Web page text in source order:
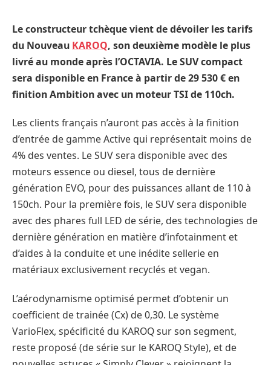
Le constructeur tchèque vient de dévoiler les tarifs
du Nouveau KAROQ, son deuxième modèle le plus
livré au monde après l’OCTAVIA. Le SUV compact
sera disponible en France à partir de 29 530 € en
finition Ambition avec un moteur TSI de 110ch.
Les clients français n’auront pas accès à la finition
d’entrée de gamme Active qui représentait moins de
4% des ventes. Le SUV sera disponible avec des
moteurs essence ou diesel, tous de dernière
génération EVO, pour des puissances allant de 110 à
150ch. Pour la première fois, le SUV sera disponible
avec des phares full LED de série, des technologies de
dernière génération en matière d’infotainment et
d’aides à la conduite et une inédite sellerie en
matériaux exclusivement recyclés et vegan.
L’aérodynamisme optimisé permet d’obtenir un
coefficient de trainée (Cx) de 0,30. Le système
VarioFlex, spécificité du KAROQ sur son segment,
reste proposé (de série sur le KAROQ Style), et de